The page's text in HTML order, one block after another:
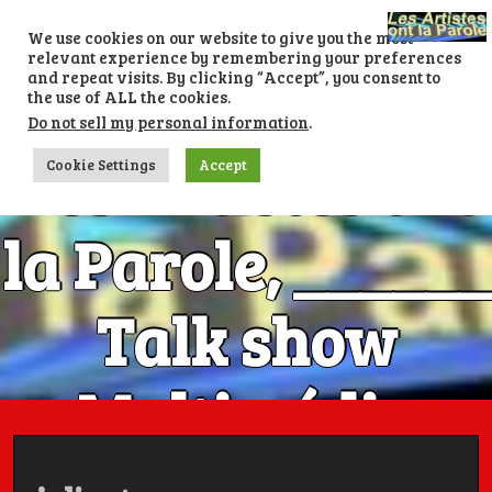
content
Les Artistes ont
la Parole, ______
Talk show
Multimédia
We use cookies on our website to give you the most
relevant experience by remembering your preferences
and repeat visits. By clicking “Accept”, you consent to
the use of ALL the cookies.
Do not sell my personal information.
Cookie Settings Accept